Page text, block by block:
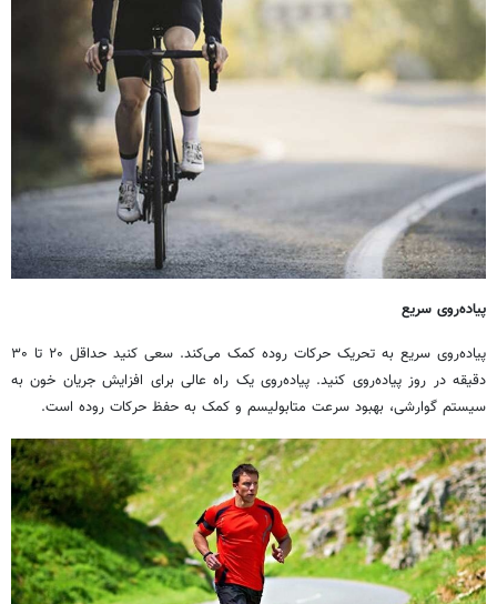
پیاده‌روی سریع
پیاده‌روی سریع به تحریک حرکات روده کمک می‌کند. سعی کنید حداقل ۲۰ تا ۳۰
دقیقه در روز پیاده‌روی کنید. پیاده‌روی یک راه عالی برای افزایش جریان خون به
سیستم گوارشی، بهبود سرعت متابولیسم و کمک به حفظ حرکات روده است.